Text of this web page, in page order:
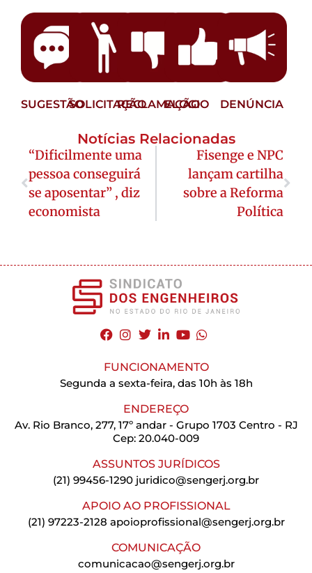
SUGESTÃOSOLICITAÇÃORECLAMAÇÃO
ELOGIO DENÚNCIA
Notícias Relacionadas
“Dificilmente uma
pessoa conseguirá
se aposentar” , diz
economista
Fisenge e NPC
lançam cartilha
sobre a Reforma
Política
FUNCIONAMENTO
Segunda a sexta-feira, das 10h às 18h
ENDEREÇO
Av. Rio Branco, 277, 17º andar - Grupo 1703 Centro - RJ
Cep: 20.040-009
ASSUNTOS JURÍDICOS
(21) 99456-1290 juridico@sengerj.org.br
APOIO AO PROFISSIONAL
(21) 97223-2128 apoioprofissional@sengerj.org.br
COMUNICAÇÃO
comunicacao@sengerj.org.br